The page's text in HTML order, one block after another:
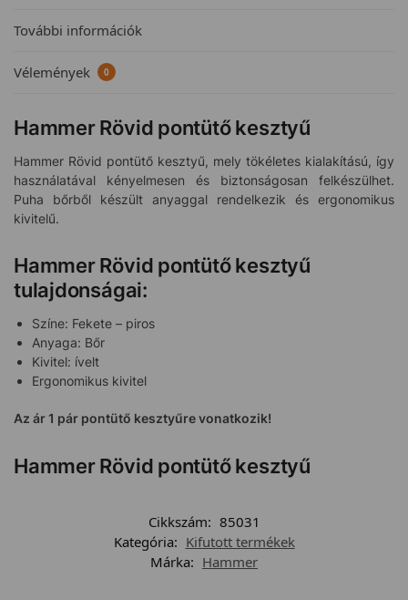
További információk
Vélemények 0
Hammer Rövid pontütő kesztyű
Hammer Rövid pontütő kesztyű, mely tökéletes kialakítású, így
használatával kényelmesen és biztonságosan felkészülhet.
Puha bőrből készült anyaggal rendelkezik és ergonomikus
kivitelű.
Hammer Rövid pontütő kesztyű
tulajdonságai:
Színe: Fekete – piros
Anyaga: Bőr
Kivitel: ívelt
Ergonomikus kivitel
Az ár 1 pár pontütő kesztyűre vonatkozik!
Hammer Rövid pontütő kesztyű
Cikkszám: 85031
Kategória: Kifutott termékek
Márka: Hammer